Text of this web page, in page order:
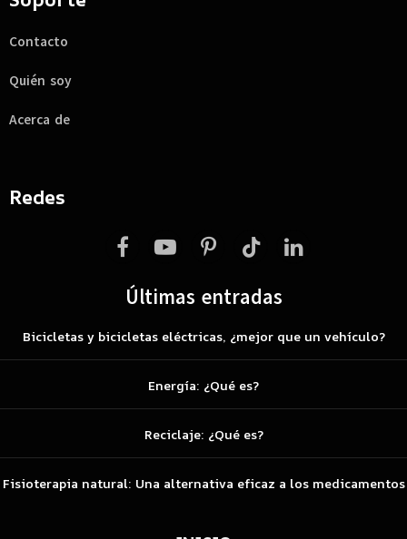
Contacto
Quién soy
Acerca de
Redes
FacebookYouTubePinterestTikTok LinkedIn
Últimas entradas
Bicicletas y bicicletas eléctricas, ¿mejor que un vehículo?
Energía: ¿Qué es?
Reciclaje: ¿Qué es?
Fisioterapia natural: Una alternativa eficaz a los medicamentos